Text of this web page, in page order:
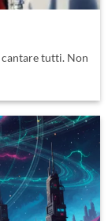
cantare tutti. Non